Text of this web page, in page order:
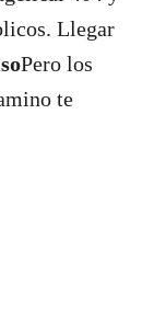
Llegar
Pero los
te